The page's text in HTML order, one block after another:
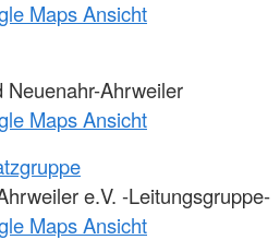
Maps Ansicht
Neuenahr-Ahrweiler
Maps Ansicht
e.V. -Leitungsgruppe-
Maps Ansicht